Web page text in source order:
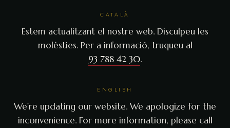
CATALÀ
Estem actualitzant el nostre web. Disculpeu les
molèsties. Per a informació, truqueu al
93 788 42 30.
ENGLISH
We're updating our website. We apologize for the
inconvenience. For more information, please call